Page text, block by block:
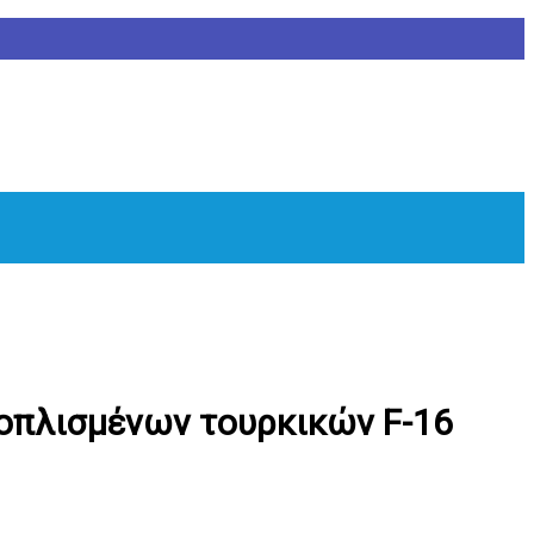
τουρκικών F-16